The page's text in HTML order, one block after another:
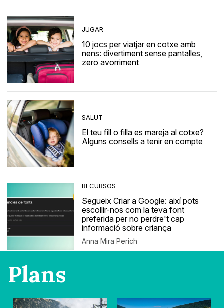
JUGAR
10 jocs per viatjar en cotxe amb
nens: divertiment sense pantalles,
zero avorriment
SALUT
El teu fill o filla es mareja al cotxe?
Alguns consells a tenir en compte
RECURSOS
Segueix Criar a Google: així pots
escollir-nos com la teva font
preferida per no perdre't cap
informació sobre criança
Anna Mira Perich
Plans